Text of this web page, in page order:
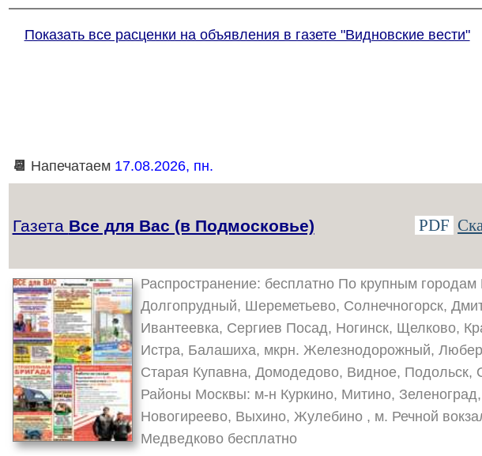
Показать все расценки на объявления в газете "Видновские вести"
📆 Напечатаем 17.08.2026, пн.
Газета Все для Вас (в Подмосковье) PDF
Распространение: бесплатно По крупным
Долгопрудный, Шереметьево, Солнечногорск,
Ивантеевка, Сергиев Посад, Ногинск, Щелково,
Истра, Балашиха, мкрн. Железнодорожный,
Старая Купавна, Домодедово, Видное, Подольск,
Районы Москвы: м-н Куркино, Митино,
Новогиреево, Выхино, Жулебино , м. Речной
Медведково бесплатно